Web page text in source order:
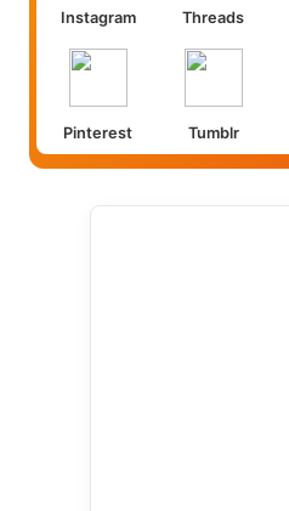
Instagram Threads
Pinterest Tumblr